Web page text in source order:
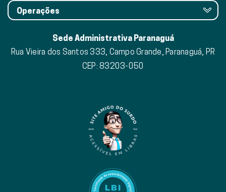
Operações
Sede Administrativa Paranaguá
Rua Vieira dos Santos 333, Campo Grande, Paranaguá, PR
CEP: 83203-050